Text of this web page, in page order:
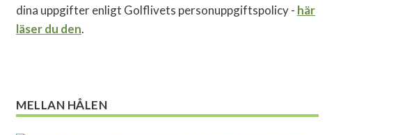
dina uppgifter enligt Golflivets personuppgiftspolicy - här
läser du den.
MELLAN HÅLEN